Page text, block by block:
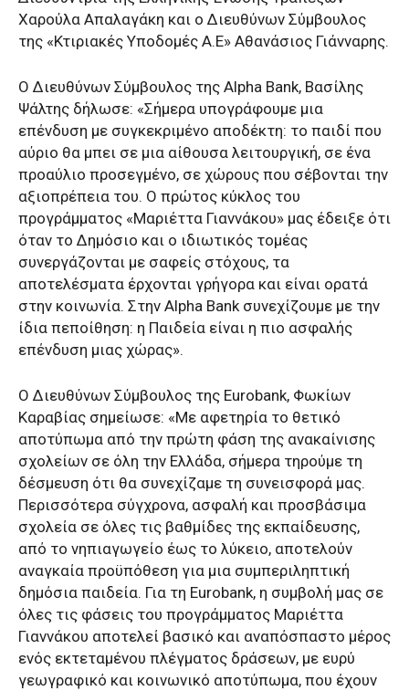
Χαρούλα Απαλαγάκη και ο Διευθύνων Σύμβουλος
της «Κτιριακές Υποδομές Α.Ε» Αθανάσιος Γιάνναρης.
O Διευθύνων Σύμβουλος της Alpha Bank, Βασίλης
Ψάλτης δήλωσε: «Σήμερα υπογράφουμε μια
επένδυση με συγκεκριμένο αποδέκτη: το παιδί που
αύριο θα μπει σε μια αίθουσα λειτουργική, σε ένα
προαύλιο προσεγμένο, σε χώρους που σέβονται την
αξιοπρέπεια του. Ο πρώτος κύκλος του
προγράμματος «Μαριέττα Γιαννάκου» μας έδειξε ότι
όταν το Δημόσιο και ο ιδιωτικός τομέας
συνεργάζονται με σαφείς στόχους, τα
αποτελέσματα έρχονται γρήγορα και είναι ορατά
στην κοινωνία. Στην Alpha Bank συνεχίζουμε με την
ίδια πεποίθηση: η Παιδεία είναι η πιο ασφαλής
επένδυση μιας χώρας».
Ο Διευθύνων Σύμβουλος της Eurobank, Φωκίων
Καραβίας σημείωσε: «Με αφετηρία το θετικό
αποτύπωμα από την πρώτη φάση της ανακαίνισης
σχολείων σε όλη την Ελλάδα, σήμερα τηρούμε τη
δέσμευση ότι θα συνεχίζαμε τη συνεισφορά μας.
Περισσότερα σύγχρονα, ασφαλή και προσβάσιμα
σχολεία σε όλες τις βαθμίδες της εκπαίδευσης,
από το νηπιαγωγείο έως το λύκειο, αποτελούν
αναγκαία προϋπόθεση για μια συμπεριληπτική
δημόσια παιδεία. Για τη Eurobank, η συμβολή μας σε
όλες τις φάσεις του προγράμματος Μαριέττα
Γιαννάκου αποτελεί βασικό και αναπόσπαστο μέρος
ενός εκτεταμένου πλέγματος δράσεων, με ευρύ
γεωγραφικό και κοινωνικό αποτύπωμα, που έχουν